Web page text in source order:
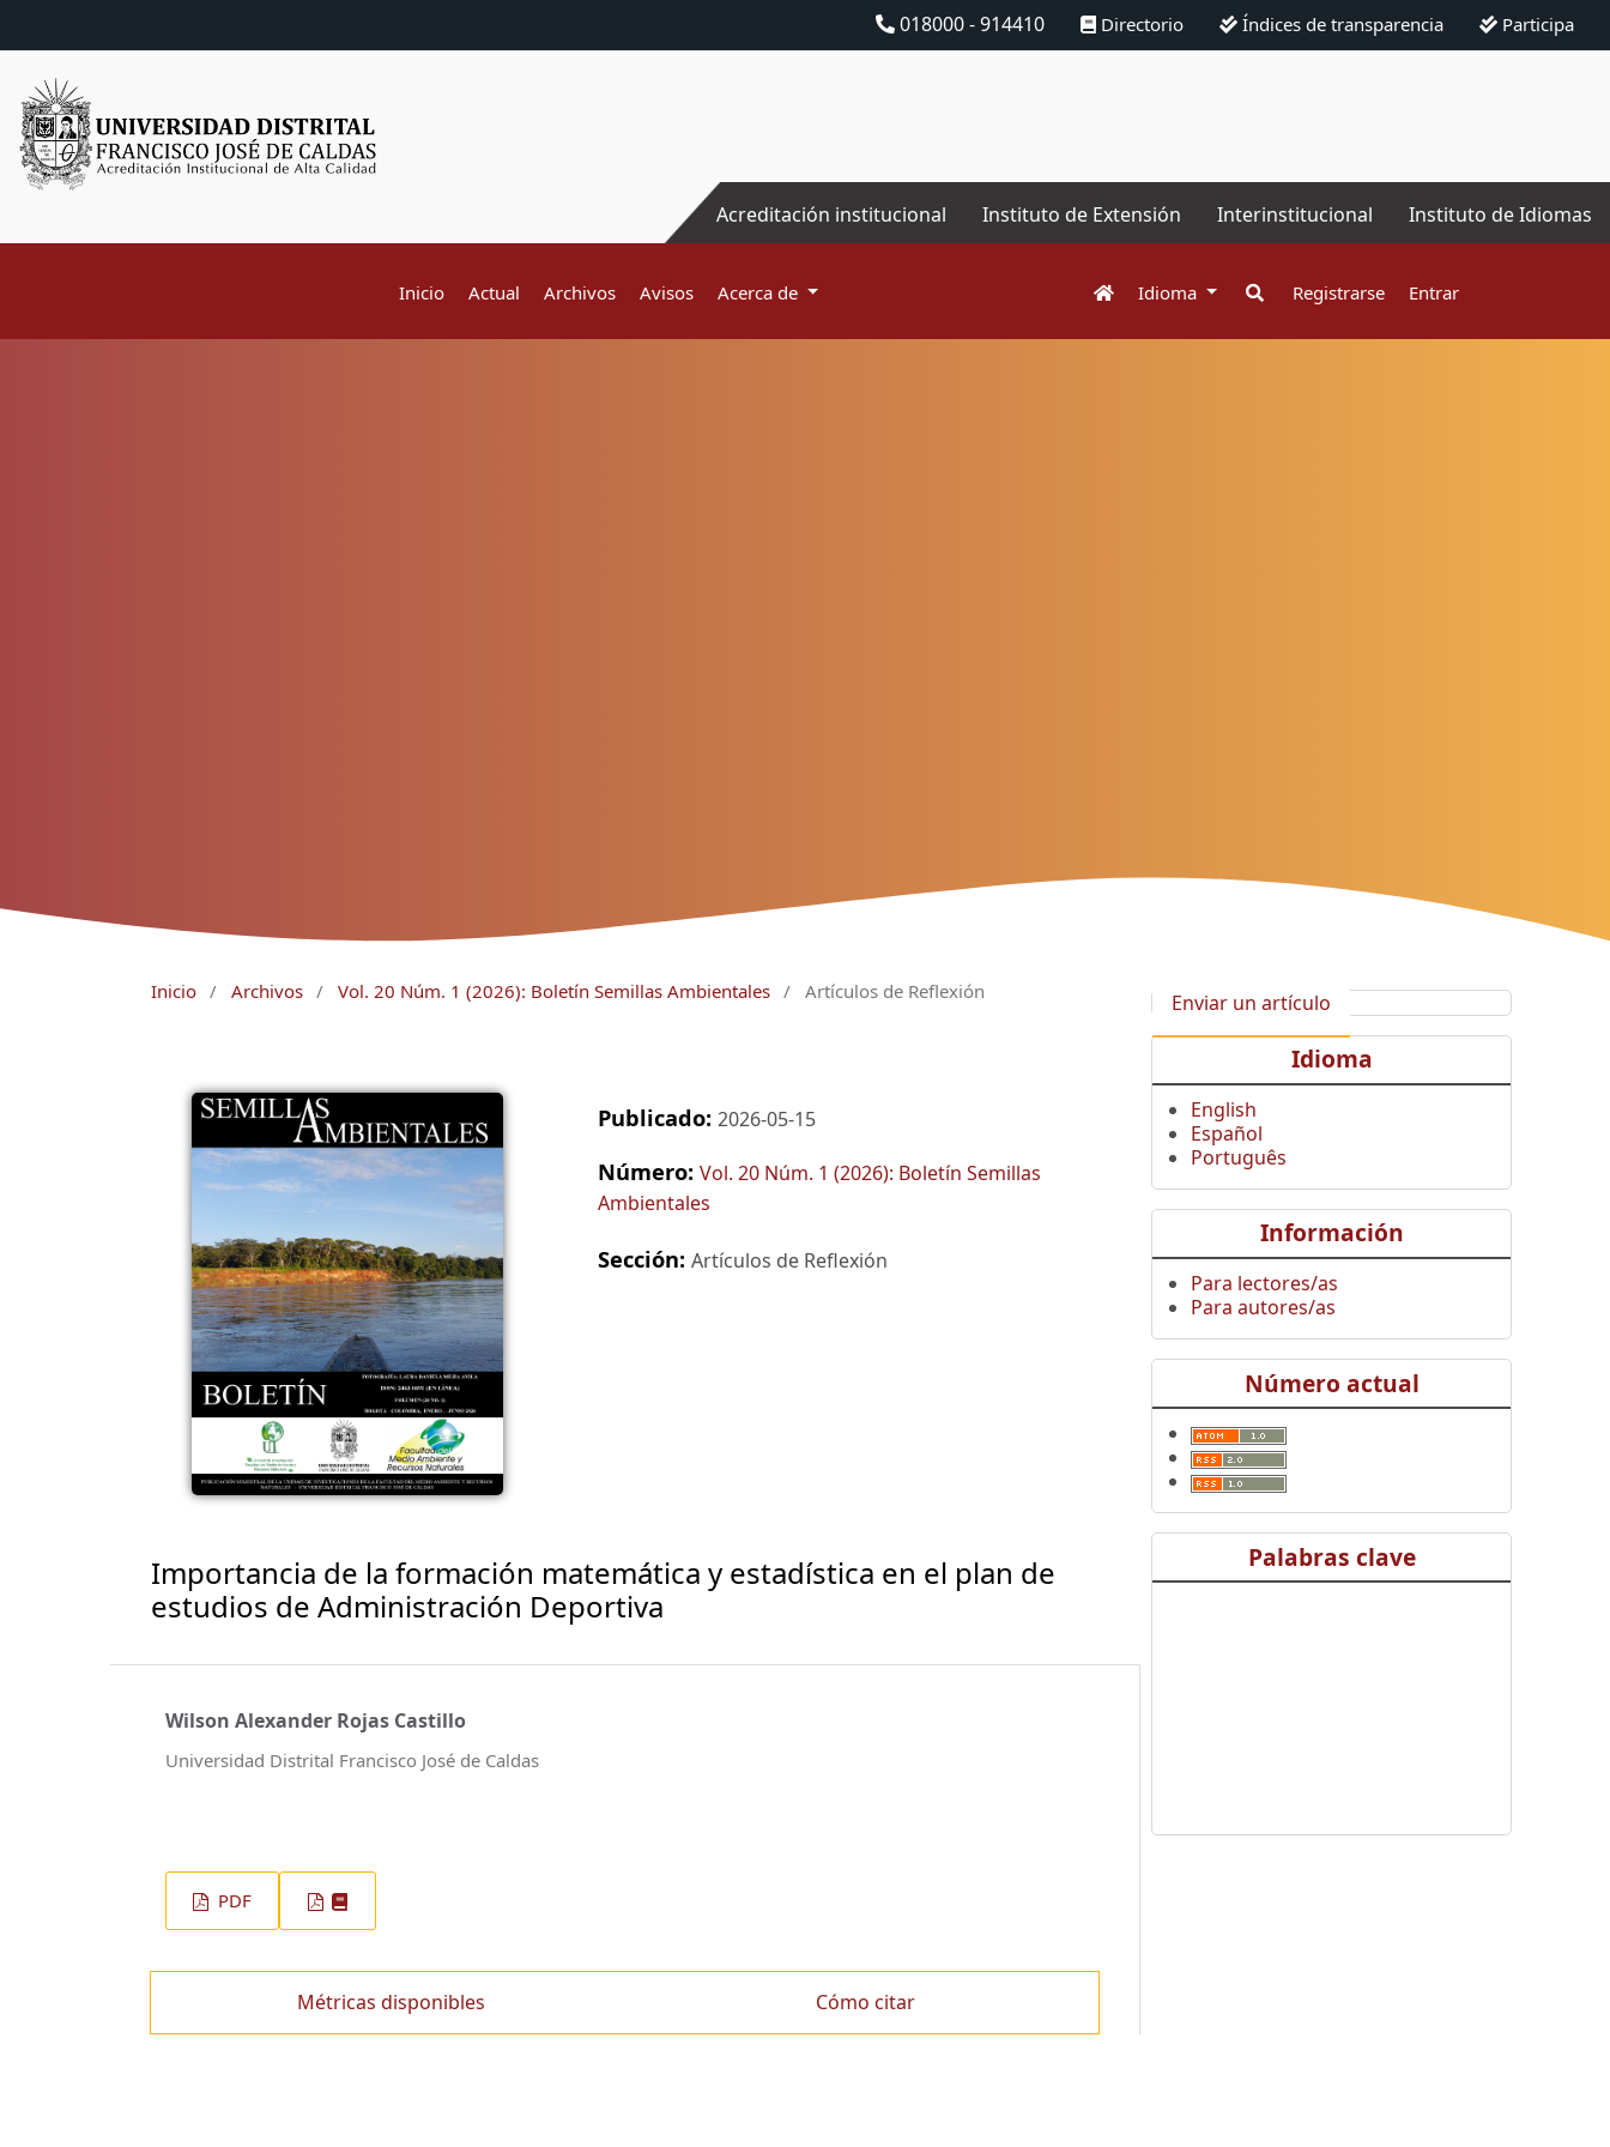
018000 - 914410 Directorio Índices de transparencia Participa
Acreditación institucional Instituto de Extensión Interinstitucional Instituto de Idiomas
Inicio Actual Archivos Avisos Acerca de Idioma Registrarse Entrar
Inicio / Archivos / Vol. 20 Núm. 1 (2026): Boletín Semillas Ambientales / Artículos de Reflexión
Publicado: 2026-05-15
Número: Vol. 20 Núm. 1 (2026): Boletín Semillas
Ambientales
Sección: Artículos de Reflexión
Importancia de la formación matemática y estadística en el plan de
estudios de Administración Deportiva
Wilson Alexander Rojas Castillo
Universidad Distrital Francisco José de Caldas
PDF
Métricas disponibles Cómo citar
Enviar un artículo
Idioma
English
Español
Português
Información
Para lectores/as
Para autores/as
Número actual
Palabras clave